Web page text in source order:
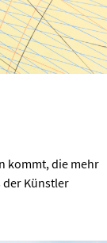
kommt, die mehr
der Künstler